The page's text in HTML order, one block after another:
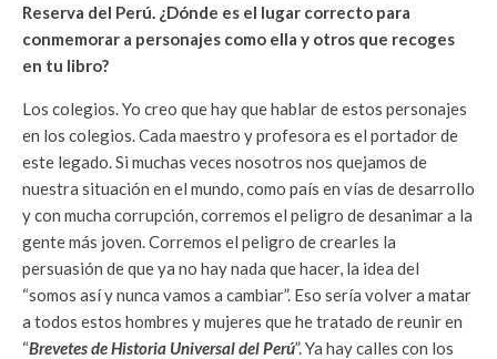
Reserva del Perú. ¿Dónde es el lugar correcto para
conmemorar a personajes como ella y otros que recoges
en tu libro?
Los colegios. Yo creo que hay que hablar de estos personajes
en los colegios. Cada maestro y profesora es el portador de
este legado. Si muchas veces nosotros nos quejamos de
nuestra situación en el mundo, como país en vías de desarrollo
y con mucha corrupción, corremos el peligro de desanimar a la
gente más joven. Corremos el peligro de crearles la
persuasión de que ya no hay nada que hacer, la idea del
“somos así y nunca vamos a cambiar”. Eso sería volver a matar
a todos estos hombres y mujeres que he tratado de reunir en
“Brevetes de Historia Universal del Perú”. Ya hay calles con los